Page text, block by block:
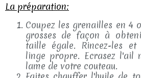
La préparation:
Coupez les grenailles en 4
grosses de façon à
taille égale. Rincez-les et
linge propre. Ecrasez l'ail
lame de votre couteau.